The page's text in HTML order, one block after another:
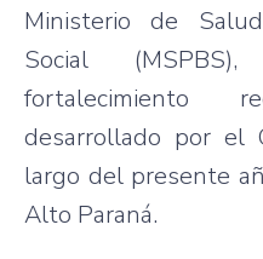
Ministerio de
Social
fortalecimiento
desarrollado por el
largo del presente
Alto Paraná.